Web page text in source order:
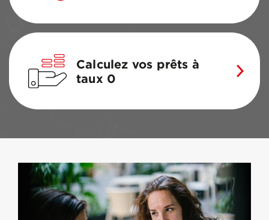
Calculez vos prêts à
taux 0